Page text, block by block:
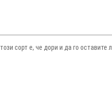
сорт е, че дори и да го оставите